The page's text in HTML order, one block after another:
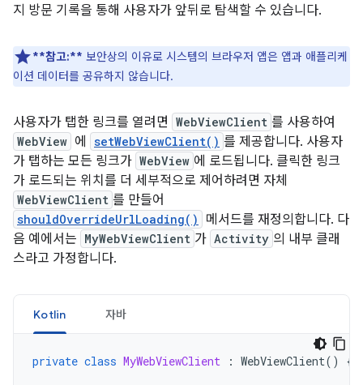
지 방문 기록을 통해 사용자가 앞뒤로 탐색할 수 있습니다.
**참고:** 보안상의 이유로 시스템의 브라우저 앱은 앱과 애플리케
이션 데이터를 공유하지 않습니다.
사용자가 탭한 링크를 열려면 WebViewClient 를 사용하여
WebView 에 setWebViewClient() 를 제공합니다. 사용자
가 탭하는 모든 링크가 WebView 에 로드됩니다. 클릭한 링크
가 로드되는 위치를 더 세부적으로 제어하려면 자체
WebViewClient 를 만들어
shouldOverrideUrlLoading()
메서드를 재정의합니다. 다
음 예에서는 MyWebViewClient 가 Activity 의 내부 클래
스라고 가정합니다.
Kotlin 자바
private class MyWebViewClient : WebViewClient() {